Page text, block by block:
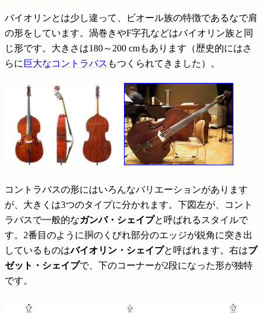
バイオリンとは少し違って、ビオール族の特徴であるなで肩
の形をしています。渦巻きやF字孔などはバイオリン族と同
じ形です。大きさは180～200 cmもあります（歴史的にはさ
らに 巨大なコントラバス もつくられてきました）。
コントラバスの形にはいろんなバリエーションがあります
が、大きくは3つのタイプに分かれます。下図左が、コント
ラバスで一般的なガンバ・シェイプと呼ばれるスタイルで
す。2番目のように胴のくびれ部分のエッジが鋭角に突き出
しているものはバイオリン・シェイプと呼ばれます。右はブ
ゼット・シェイプで、下のコーナーが2段になった形が独特
です。